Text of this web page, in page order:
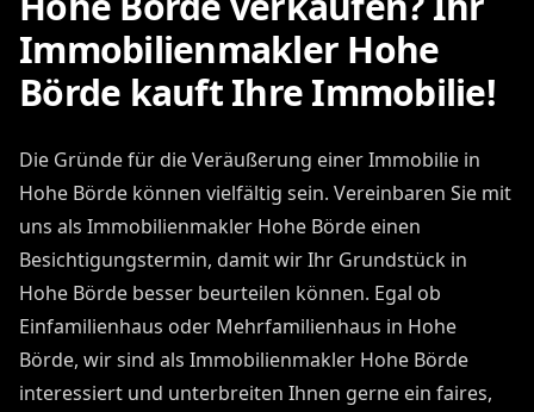
Immobilienmakler Hohe
Börde kauft Ihre Immobilie!
Die Gründe für die Veräußerung einer Immobilie in
Hohe Börde können vielfältig sein. Vereinbaren Sie mit
uns als Immobilienmakler Hohe Börde einen
Besichtigungstermin, damit wir Ihr Grundstück in
Hohe Börde besser beurteilen können. Egal ob
Einfamilienhaus oder Mehrfamilienhaus in Hohe
Börde, wir sind als Immobilienmakler Hohe Börde
interessiert und unterbreiten Ihnen gerne ein faires,